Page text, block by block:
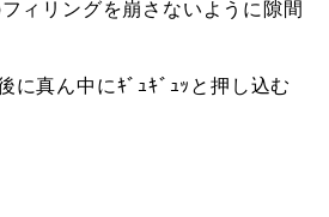
リングを崩さないように隙間
に真ん中にｷﾞｭｷﾞｭｯと押し込む